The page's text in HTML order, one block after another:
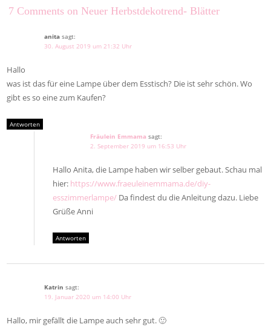
7 Comments on Neuer Herbstdekotrend- Blätter
anita sagt:
30. August 2019 um 21:32 Uhr
Hallo
was ist das für eine Lampe über dem Esstisch? Die ist sehr schön. Wo
gibt es so eine zum Kaufen?
Antworten
Fräulein Emmama sagt:
2. September 2019 um 16:53 Uhr
Hallo Anita, die Lampe haben wir selber gebaut. Schau mal
hier: https://www.fraeuleinemmama.de/diy-
esszimmerlampe/ Da findest du die Anleitung dazu. Liebe
Grüße Anni
Antworten
Katrin sagt:
19. Januar 2020 um 14:00 Uhr
Hallo, mir gefällt die Lampe auch sehr gut. 🙂